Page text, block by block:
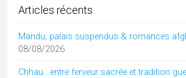
Articles récents
Mandu, palais suspendus & romances
08/08/2026
Chhau : entre ferveur sacrée et tradition